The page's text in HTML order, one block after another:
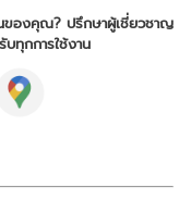
นของคุณ? ปรึกษาผู้เชี่ยวชาญ
บทุกการใช้งาน